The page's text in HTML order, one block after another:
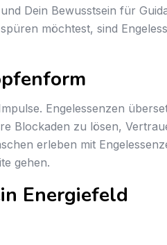
Dein Bewusstsein für
möchtest, sind
Engelessenzen
Blockaden zu lösen,
erleben mit
gehen.
Energiefeld